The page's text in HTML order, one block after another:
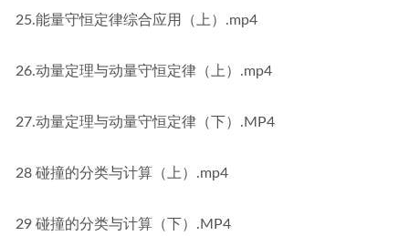
25.能量守恒定律综合应用（上）.mp4
26.动量定理与动量守恒定律（上）.mp4
27.动量定理与动量守恒定律（下）.MP4
28 碰撞的分类与计算（上）.mp4
29 碰撞的分类与计算（下）.MP4